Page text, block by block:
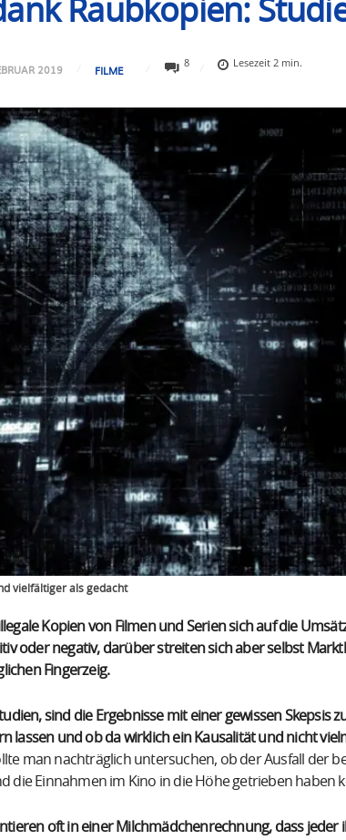
Raubkopien:
2019 FILME
8 Lesezeit2 min.
vielfältiger als gedacht
Kopien von Filmen und Serien sich auf die
oder negativ, darüber streiten sich aber selbst
Fingerzeig.
sind die Ergebnisse mit einer gewissen Skepsis
lassen und ob da wirklich ein Kausalität und nicht
man nachträglich untersuchen, ob der Ausfall der
die Einnahmen im Kino in die Höhe getrieben haben
oft in einer Milchmädchenrechnung, dass jeder